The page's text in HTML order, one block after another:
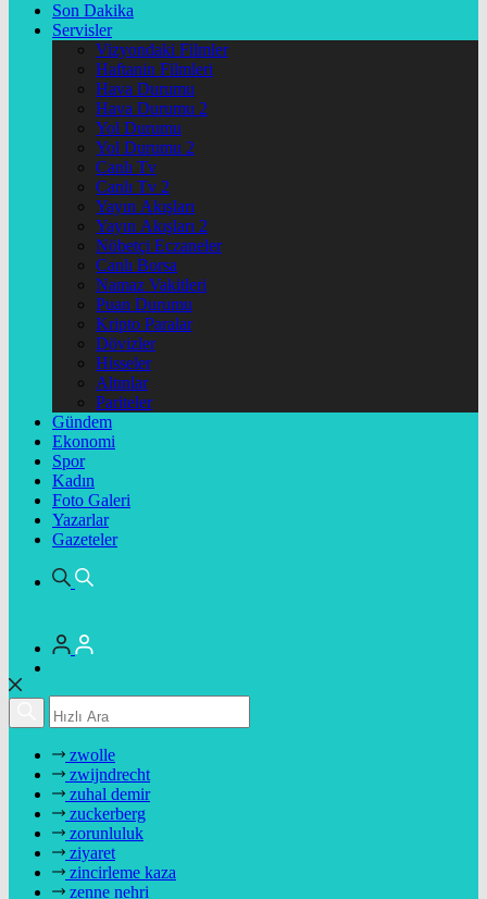
Son Dakika
Servisler
Vizyondaki Filmler
Haftanin Filmleri
Hava Durumu
Hava Durumu 2
Yol Durumu
Yol Durumu 2
Canlı Tv
Canlı Tv 2
Yayın Akışları
Yayın Akışları 2
Nöbetçi Eczaneler
Canlı Borsa
Namaz Vakitleri
Puan Durumu
Kripto Paralar
Dövizler
Hisseler
Altınlar
Pariteler
Gündem
Ekonomi
Spor
Kadın
Foto Galeri
Yazarlar
Gazeteler
zwolle
zwijndrecht
zuhal demir
zuckerberg
zorunluluk
ziyaret
zincirleme kaza
zenne nehri